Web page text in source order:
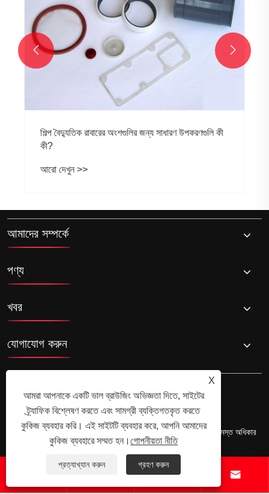
শিল্প বৈদ্যুতিক রাবারের অংশগুলির জন্য সাধারণ উপকরণগুলি কী
কী?
আরো দেখুন >>
 
আমাদের সম্পর্কে
পণ্য
খবর
যোগাযোগ করুন
কপিরাইট © 2025 ইয়ুয়াও হানশেং বৈদ্যুতিক অ্যাপ্লায়েন্সস কোং, লিমিটেড সমস্ত অধিকার
সংরক্ষিত।
Links Sitemap RSS XML গোপনীয়তা নীতি
 
X
আমরা আপনাকে একটি ভাল ব্রাউজিং অভিজ্ঞতা দিতে, সাইটের
ট্র্যাফিক বিশ্লেষণ করতে এবং সামগ্রী ব্যক্তিগতকৃত করতে
কুকিজ ব্যবহার করি। এই সাইটটি ব্যবহার করে, আপনি আমাদের
কুকিজ ব্যবহারে সম্মত হন।গোপনীয়তা নীতি
প্রত্যাখ্যান করুন গ্রহণ করুন